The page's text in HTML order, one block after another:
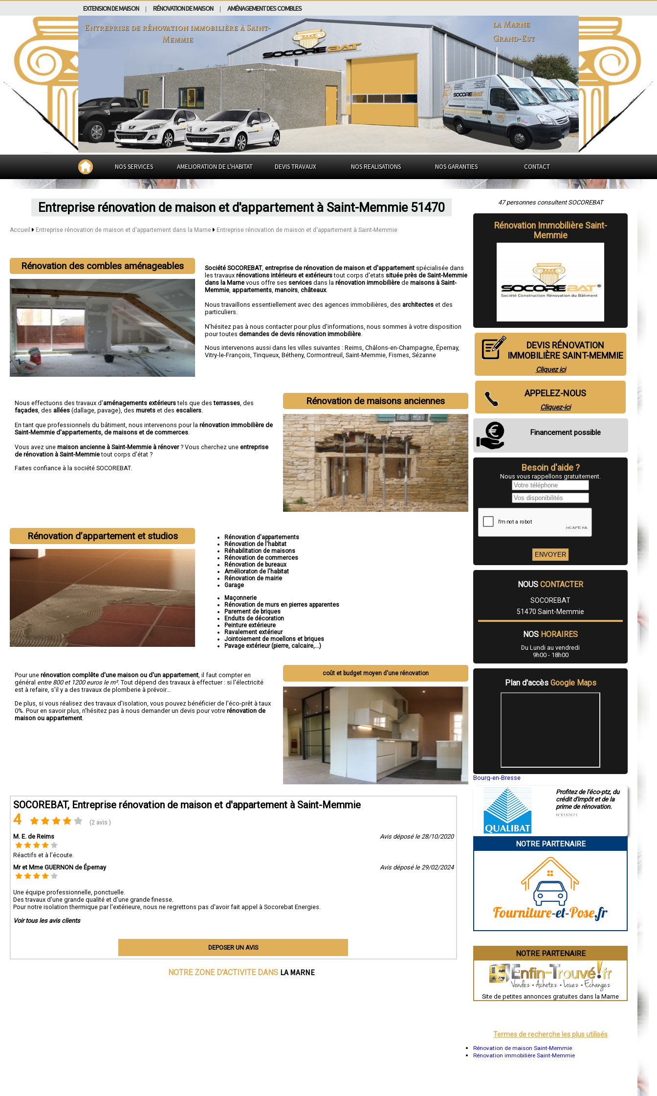
EXTENSION DE MAISON RÉNOVATION DE MAISON AMÉNAGEMENT DES COMBLES
Entreprise de rénovation immobilière àSaint-
Memmie
la Marne
Grand-Est
NOS SERVICES AMELIORATION DE L'HABITAT DEVIS TRAVAUX NOS REALISATIONS NOS GARANTIES CONTACT
Entreprise rénovation de maison et d'appartement à Saint-Memmie 51470
Accueil Entreprise rénovation de maison et d'appartement dans la Marne Entreprise rénovation de maison et d'appartement à Saint-Memmie
Rénovation des combles aménageables Société SOCOREBAT,entreprise de rénovation de maison et d'appartement spécialisée dans
les travauxrénovations intérieurs et extérieurstout corps d'etats située près de Saint-Memmie
dans la Marnevous offre ses services dans larénovation immobilière demaisons à Saint-
Memmie appartements ,manoirs ,châteaux.
Nous travaillons essentiellement avec des agences immobilières, des architectes et des
particuliers.
N'hésitez pas à nous contacter pour plus d'informations, nous sommes à votre disposition
pour toutesdemandes de devis rénovation immobilière
Nous intervenons aussi dans les villes suivantes :Reims ,Châlons-en-Champagne ,Épernay,
Vitry-le-François ,Tinqueux ,Bétheny,Cormontreuil ,Saint-Memmie ,Fismes ,Sézanne
Rénovation de maisons anciennes
Nous effectuons des travaux d'aménagements extérieurstels que desterrasses , des
façades , des allées (dallage, pavage), des murets et des escaliers
En tant que professionnels du bâtiment, nous intervenons pour la rénovation immobilière de
Saint-Memmie d'appartements, de maisons et de commerces
Vous avez une maison ancienne à Saint-Memmie à rénover? Vous cherchez une entreprise
de rénovation à Saint-Memmietout corps d'état ?
Faites confiance à la société SOCOREBAT.
Rénovation d’appartement et studios
Rénovation d'appartements
Rénovation de l'habitat
Réhabilitation de maisons
Rénovation de commerces
Rénovation de bureaux
Amélioraton de l'habitat
Rénovation de mairie
Garage
Maçonnerie
Rénovation de murs en pierres apparentes
Parement de briques
Enduits de décoration
Peinture extérieure
Ravalement extérieur
Jointoiement de moellons et briques
Pavage extérieur (pierre, calcaire,...)
coût et budget moyen d'une rénovation
Pour une rénovation complête d'une maison ou d'un appartement , il faut compter en
général entre 800 et 1200 euros le m². Tout dépend des travaux à effectuer : si l'électricité
est à refaire, s'il y a des travaux de plomberie à prévoir...
De plus, si vous réalisez des travaux d'isolation, vous pouvez bénéficier de l'éco-prêt à taux
0%. Pour en savoir plus, n'hésitez pas à nous demander un devis pour votre rénovation de
maison ou appartement
SOCOREBAT, Entreprise rénovation de maison et d'appartement à Saint-Memmie
4 (2 avis )
M. E. de Reims Avis déposé le 28/10/2020
Réactifs et à l’écoute.
Mr et Mme GUERNON de Épernay
Avis déposé le 29/02/2024
Une équipe professionnelle, ponctuelle.
Des travaux d'une grande qualité et d'une grande finesse.
Pour notre isolation thermique par l'extérieure, nous ne regrettons pas d'avoir fait appel à Socorebat Energies.
Voir tous les avis clients
DEPOSER UN AVIS
NOTRE ZONE D'ACTIVITE DANS LA MARNE
47 personnes consultent SOCOREBAT
Rénovation Immobilière Saint-
Memmie
DEVIS RÉNOVATION
IMMOBILIÈRE SAINT-MEMMIE
Cliquez ici
APPELEZ-NOUS
Cliquez-ici
Financement possible
Besoin d'aide ?
Nous vous rappellons gratuitement.
NOUS CONTACTER
SOCOREBAT
51470 Saint-Memmie
NOS HORAIRES
Du Lundi au vendredi
9h00 - 18h00
Plan d'accès Google Maps
Bourg-en-Bresse
Montluçon
Manosque
Gap
Charleville-Mézières
Pamiers
Narbonne
Brive-la-Gaillarde
Guéret
Besançon
Évreux
Chartres
Nîmes
Auch
Dole
Mont-de-Marsan
Profitez de l'éco-ptz, du
crédit d'impôt et de la
prime de rénovation.
N°E157671
NOTRE PARTENAIRE
NOTRE PARTENAIRE
Site de petites annonces gratuites dans la Marne
Termes de recherche les plus utilisés
Rénovation de maison Saint-Memmie
Rénovation immobilière Saint-Memmie